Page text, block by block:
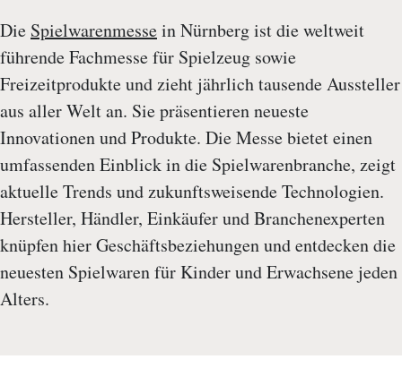
Die Spielwarenmessein Nürnberg ist die weltweit
führende Fachmesse für Spielzeug sowie
Freizeitprodukte und zieht jährlich tausende Aussteller
aus aller Welt an. Sie präsentieren neueste
Innovationen und Produkte. Die Messe bietet einen
umfassenden Einblick in die Spielwarenbranche, zeigt
aktuelle Trends und zukunftsweisende Technologien.
Hersteller, Händler, Einkäufer und Branchenexperten
knüpfen hier Geschäftsbeziehungen und entdecken die
neuesten Spielwaren für Kinder und Erwachsene jeden
Alters.